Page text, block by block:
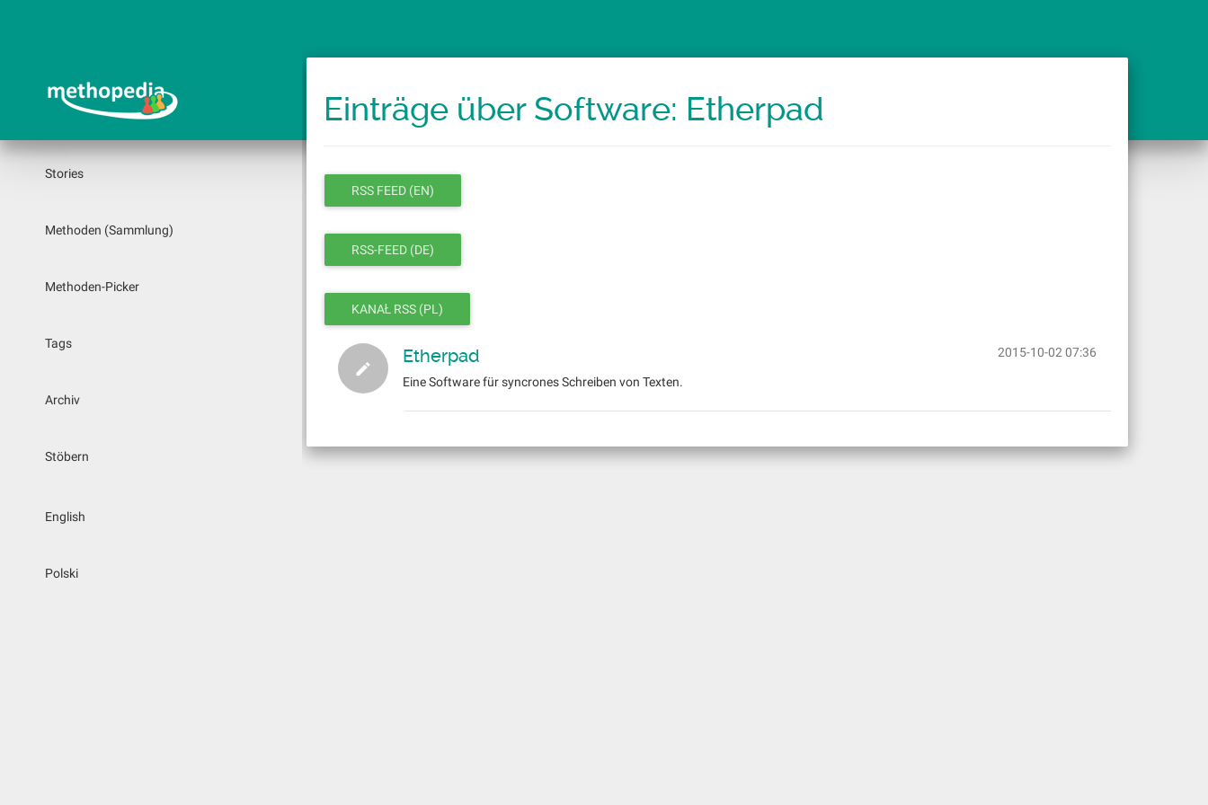
Stories
Methoden (Sammlung)
Methoden-Picker
Tags
Archiv
Stöbern
English
Polski
Einträge über Software: Etherpad
RSS FEED (EN)
RSS-FEED (DE)
KANAŁ RSS (PL)
2015-10-02 07:36
Etherpad
Eine Software für syncrones Schreiben von Texten.